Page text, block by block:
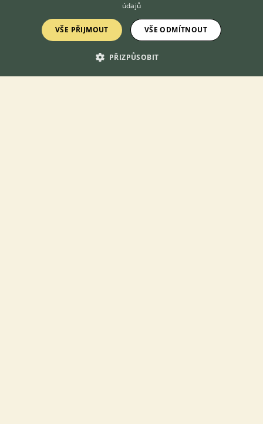
Dolní Cerekev, okr. Jihlava
Zobrazit více inzerátů (161)
údajů
VŠE PŘIJMOUT VŠE ODMÍTNOUT
PŘIZPŮSOBIT